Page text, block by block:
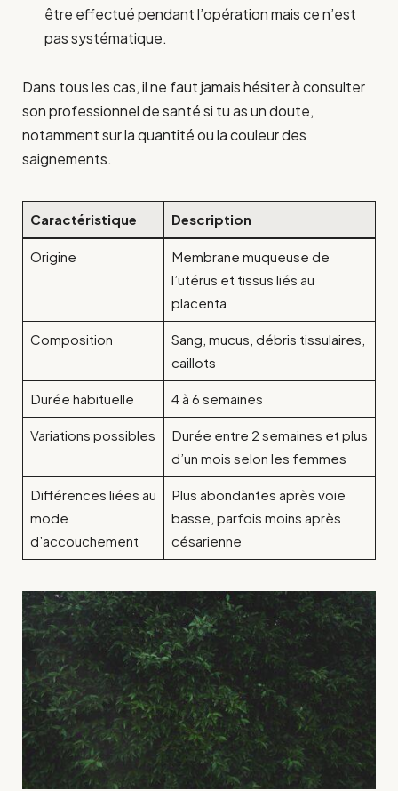
être effectué pendant l’opération mais ce n’est
pas systématique.
Dans tous les cas, il ne faut jamais hésiter à consulter
son professionnel de santé si tu as un doute,
notamment sur la quantité ou la couleur des
saignements.
Caractéristique Description
Origine
Membrane muqueuse de
l’utérus et tissus liés au
placenta
Composition
Sang, mucus, débris tissulaires,
caillots
Durée habituelle 4 à 6 semaines
Variations possibles
Durée entre 2 semaines et plus
d’un mois selon les femmes
Différences liées au
mode
d’accouchement
Plus abondantes après voie
basse, parfois moins après
césarienne